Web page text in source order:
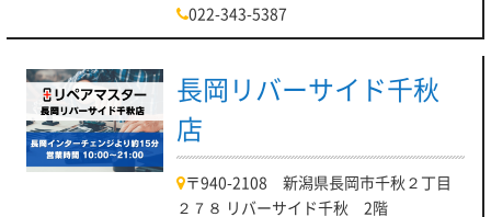
もし、店舗がわからない場合はお気軽にご連絡ください♪
す！！
パソコン修理リペアマスター川口店
【【パソコン修理リペアマスター川口店】雨
022-343-5387
長岡リバーサイド千秋
店
〒940-2108 新潟県長岡市千秋２丁目
２７８ リバーサイド千秋 2階